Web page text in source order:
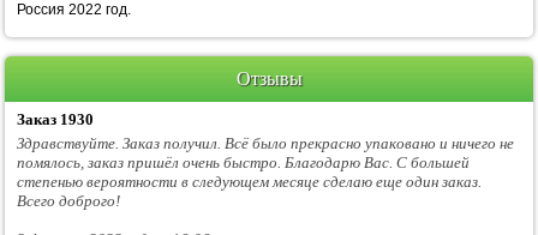
Россия 2022 год.
Отзывы
Заказ 1930
Здравствуйте. Заказ получил. Всё было прекрасно упаковано и ничего не
помялось, заказ пришёл очень быстро. Благодарю Вас. С большей
степенью вероятности в следующем месяце сделаю еще один заказ.
Всего доброго!